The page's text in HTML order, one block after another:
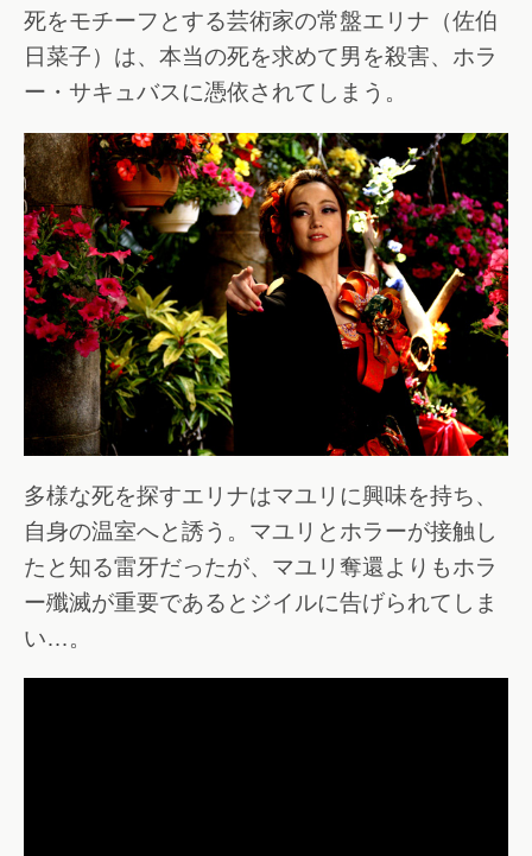
死をモチーフとする芸術家の常盤エリナ（佐伯
日菜子）は、本当の死を求めて男を殺害、ホラ
ー・サキュバスに憑依されてしまう。
多様な死を探すエリナはマユリに興味を持ち、
自身の温室へと誘う。マユリとホラーが接触し
たと知る雷牙だったが、マユリ奪還よりもホラ
ー殲滅が重要であるとジイルに告げられてしま
い…。